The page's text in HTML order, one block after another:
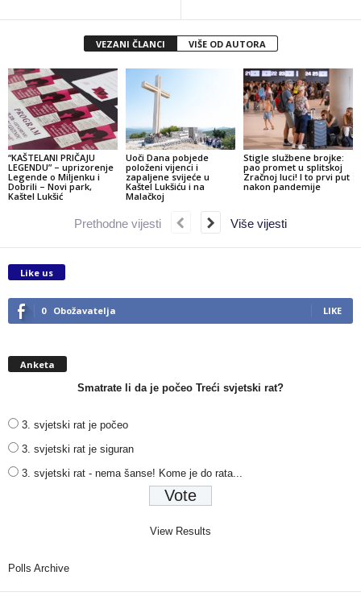
VEZANI ČLANCI VIŠE OD AUTORA
“KAŠTELANI PRIČAJU
LEGENDU” – uprizorenje
Legende o Miljenku i
Dobrili – Novi park,
Kaštel Lukšić
Uoči Dana pobjede
položeni vijenci i
zapaljene svijeće u
Kaštel Lukšiću i na
Malačkoj
Stigle službene brojke:
pao promet u splitskoj
Zračnoj luci! I to prvi put
nakon pandemije
Prethodne vijesti Više vijesti
Like us
0 Obožavatelja LIKE
Anketa
Smatrate li da je počeo Treći svjetski rat?
3. svjetski rat je počeo
3. svjetski rat je siguran
3. svjetski rat - nema šanse! Kome je do rata...
View Results
Polls Archive